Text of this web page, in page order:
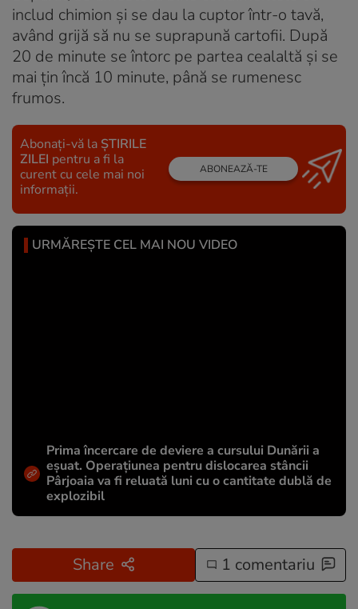
includ chimion și se dau la cuptor într-o tavă,
având grijă să nu se suprapună cartofii. După
20 de minute se întorc pe partea cealaltă și se
mai țin încă 10 minute, până se rumenesc
frumos.
Abonați-vă la ȘTIRILE
ZILEI pentru a fi la
curent cu cele mai noi
informații.
ABONEAZĂ-TE
URMĂREȘTE CEL MAI NOU VIDEO
Prima încercare de deviere a cursului Dunării a
eșuat. Operațiunea pentru dislocarea stâncii
Pârjoaia va fi reluată luni cu o cantitate dublă de
explozibil
Share 1 comentariu